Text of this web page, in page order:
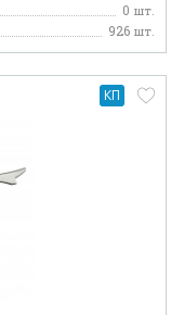
0 шт.
926 шт.
КП